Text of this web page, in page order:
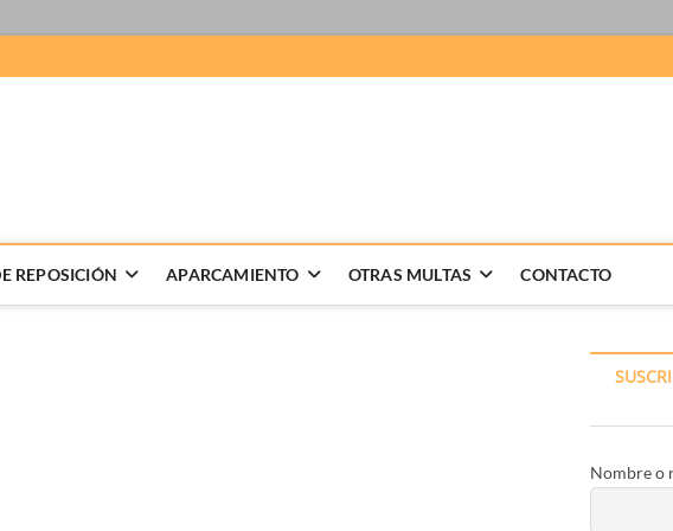
REPOSICIÓN APARCAMIENTO OTRAS MULTAS CONTACTO
Nombre o